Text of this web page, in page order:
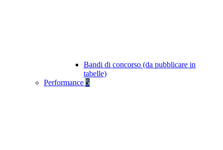
Bandi di concorso (da pubblicare in
tabelle)
Performance 5